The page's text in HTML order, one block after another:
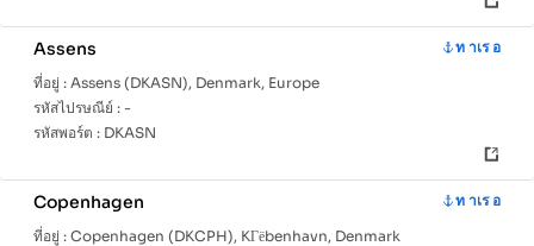
Assens
ท าเร อ
ที่อยู่ : Assens (DKASN), Denmark, Europe
รหัสไปรษณีย์ : -
รหัสพอร์ต : DKASN
Copenhagen
ท าเร อ
ที่อยู่ : Copenhagen (DKCPH), KГёbenhavn, Denmark